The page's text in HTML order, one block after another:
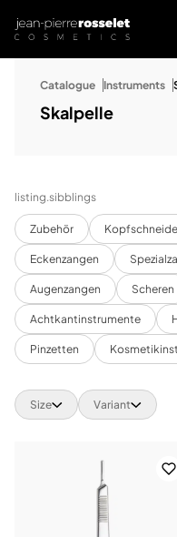
Catalogue Instruments
Skalpelle
listing.sibblings
Zubehör
Eckenzangen
Augenzangen Scheren
Achtkantinstrumente
Pinzetten
Size Variant